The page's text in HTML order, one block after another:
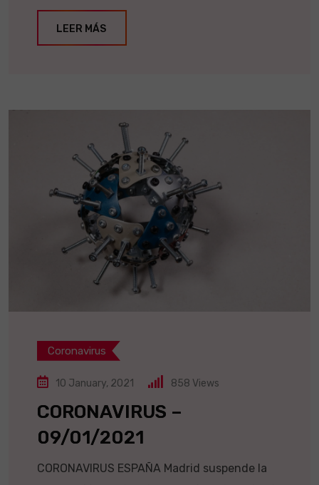
LEER MÁS
Coronavirus
10 January, 2021 858 Views
CORONAVIRUS –
09/01/2021
CORONAVIRUS ESPAÑA Madrid suspende la